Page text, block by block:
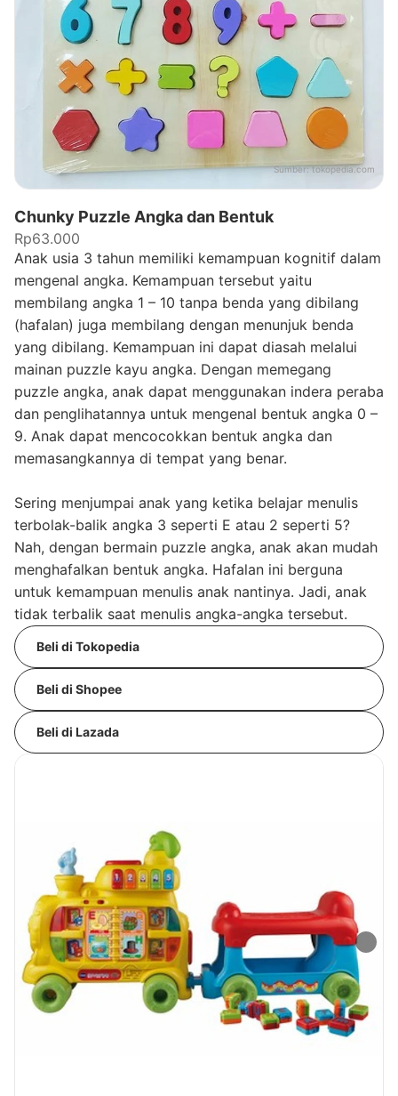
Sumber:tokopedia.com
Chunky Puzzle Angka dan Bentuk
Rp63.000
Anak usia 3 tahun memiliki kemampuan kognitif dalam
mengenal angka. Kemampuan tersebut yaitu
membilang angka 1 – 10 tanpa benda yang dibilang
(hafalan) juga membilang dengan menunjuk benda
yang dibilang. Kemampuan ini dapat diasah melalui
mainan puzzle kayu angka. Dengan memegang
puzzle angka, anak dapat menggunakan indera peraba
dan penglihatannya untuk mengenal bentuk angka 0 –
9. Anak dapat mencocokkan bentuk angka dan
memasangkannya di tempat yang benar.
Sering menjumpai anak yang ketika belajar menulis
terbolak-balik angka 3 seperti E atau 2 seperti 5?
Nah, dengan bermain puzzle angka, anak akan mudah
menghafalkan bentuk angka. Hafalan ini berguna
untuk kemampuan menulis anak nantinya. Jadi, anak
tidak terbalik saat menulis angka-angka tersebut.
Beli di Tokopedia
Beli di Shopee
Beli di Lazada